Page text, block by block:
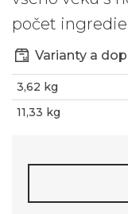
počet
Varianty a
3,62 kg
11,33 kg